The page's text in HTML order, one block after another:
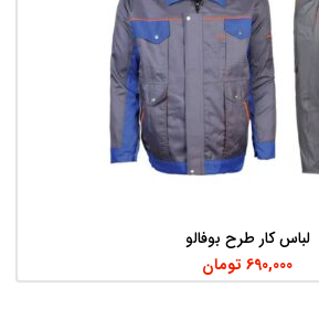
لباس کار طرح بوفالو
690,000 تومان